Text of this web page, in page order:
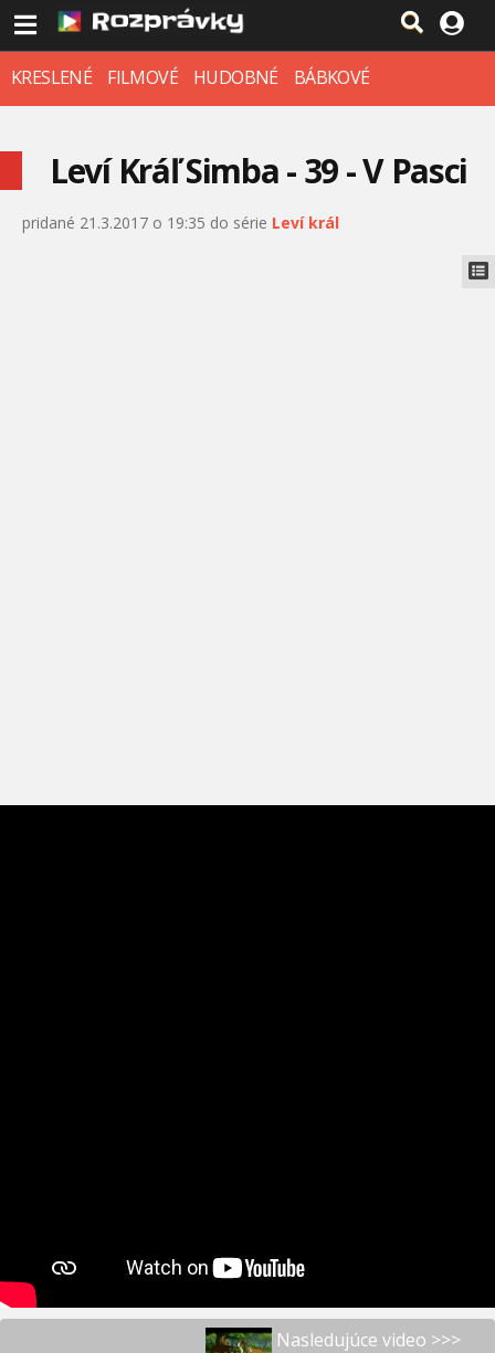
KRESLENÉ FILMOVÉ HUDOBNÉ BÁBKOVÉ
Leví Kráľ Simba - 39 - V Pasci
pridané 21.3.2017 o 19:35 do série Leví král
Nasledujúce video >>>